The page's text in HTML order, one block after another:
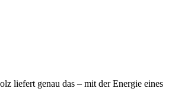
liefert genau das – mit der Energie eines